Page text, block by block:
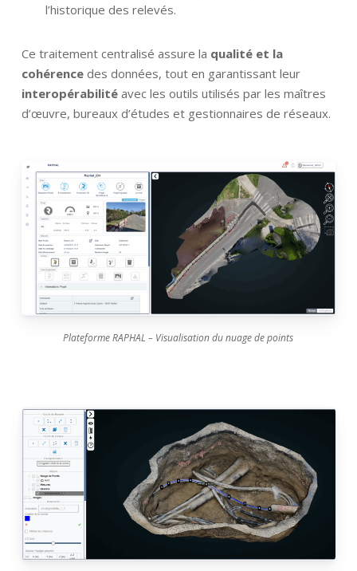
l’historique des relevés.
Ce traitement centralisé assure la qualité et la
cohérencedes données, tout en garantissant leur
interopérabilitéavec les outils utilisés par les maîtres
d’œuvre, bureaux d’études et gestionnaires de réseaux.
Plateforme RAPHAL – Visualisation du nuage de points